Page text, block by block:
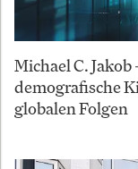
Michael C.
demografische
globalen Folgen